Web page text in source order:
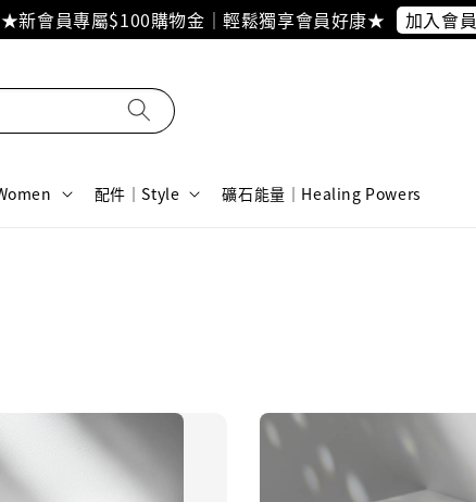
★新會員專屬$100購物金｜輕鬆獨享會員好康★ 加入會員
配件｜Style 礦石能量｜Healing Powers